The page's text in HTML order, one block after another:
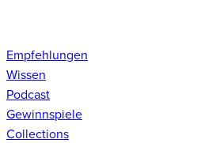
Empfehlungen
Wissen
Podcast
Gewinnspiele
Collections